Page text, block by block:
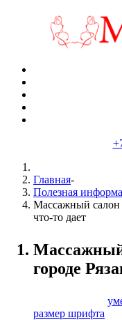
Главная-
Полезная
Массажный салон
что-то дает
городе
размер шрифта